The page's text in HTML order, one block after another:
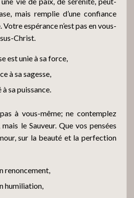
mais remplie d’une confiance
espérance n’est pas en vous-
Christ.
est unie à sa force,
à sa sagesse,
sa puissance.
à vous-même; ne contemplez
le Sauveur. Que vos pensées
sur la beauté et la perfection
renoncement,
humiliation,